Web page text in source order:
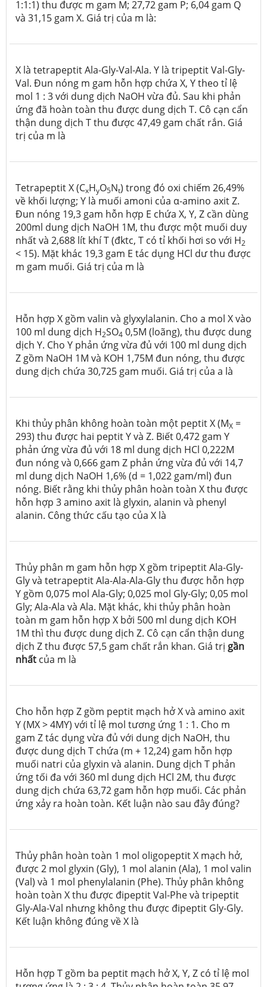
1:1:1) thu được m gam M; 27,72 gam P; 6,04 gam Q
và 31,15 gam X. Giá trị của m là:
X là tetrapeptit Ala-Gly-Val-Ala. Y là tripeptit Val-Gly-
Val. Đun nóng m gam hỗn hợp chứa X, Y theo tỉ lệ
mol 1 : 3 với dung dịch NaOH vừa đủ. Sau khi phản
ứng đã hoàn toàn thu được dung dịch T. Cô cạn cẩn
thận dung dịch T thu được 47,49 gam chất rắn. Giá
trị của m là
Tetrapeptit X (CxHyO5Nt) trong đó oxi chiếm 26,49%
về khối lượng; Y là muối amoni của α-amino axit Z.
Đun nóng 19,3 gam hỗn hợp E chứa X, Y, Z cần dùng
200ml dung dịch NaOH 1M, thu được một muối duy
nhất và 2,688 lít khí T (đktc, T có tỉ khối hơi so với H2
< 15). Mặt khác 19,3 gam E tác dụng HCl dư thu được
m gam muối. Giá trị của m là
Hỗn hợp X gồm valin và glyxylalanin. Cho a mol X vào
100 ml dung dịch H2SO4 0,5M (loãng), thu được dung
dịch Y. Cho Y phản ứng vừa đủ với 100 ml dung dịch
Z gồm NaOH 1M và KOH 1,75M đun nóng, thu được
dung dịch chứa 30,725 gam muối. Giá trị của a là
Khi thủy phân không hoàn toàn một peptit X (MX =
293) thu được hai peptit Y và Z. Biết 0,472 gam Y
phản ứng vừa đủ với 18 ml dung dịch HCl 0,222M
đun nóng và 0,666 gam Z phản ứng vừa đủ với 14,7
ml dung dịch NaOH 1,6% (d = 1,022 gam/ml) đun
nóng. Biết rằng khi thủy phân hoàn toàn X thu được
hỗn hợp 3 amino axit là glyxin, alanin và phenyl
alanin. Công thức cấu tạo của X là
Thủy phân m gam hỗn hợp X gồm tripeptit Ala-Gly-
Gly và tetrapeptit Ala-Ala-Ala-Gly thu được hỗn hợp
Y gồm 0,075 mol Ala-Gly; 0,025 mol Gly-Gly; 0,05 mol
Gly; Ala-Ala và Ala. Mặt khác, khi thủy phân hoàn
toàn m gam hỗn hợp X bởi 500 ml dung dịch KOH
1M thì thu được dung dịch Z. Cô cạn cẩn thận dung
dịch Z thu được 57,5 gam chất rắn khan. Giá trị gần
nhất của m là
Cho hỗn hợp Z gồm peptit mạch hở X và amino axit
Y (MX> 4MY) với tỉ lệ mol tương ứng 1 : 1. Cho m
gam Z tác dụng vừa đủ với dung dịch NaOH, thu
được dung dịch T chứa (m + 12,24) gam hỗn hợp
muối natri của glyxin và alanin. Dung dịch T phản
ứng tối đa với 360 ml dung dịch HCl 2M, thu được
dung dịch chứa 63,72 gam hỗn hợp muối. Các phản
ứng xảy ra hoàn toàn. Kết luận nào sau đây đúng?
Thủy phân hoàn toàn 1 mol oligopeptit X mạch hở,
được 2 mol glyxin (Gly), 1 mol alanin (Ala), 1 mol valin
(Val) và 1 mol phenylalanin (Phe). Thủy phân không
hoàn toàn X thu được đipeptit Val-Phe và tripeptit
Gly-Ala-Val nhưng không thu được đipeptit Gly-Gly.
Kết luận không đúng về X là
Hỗn hợp T gồm ba peptit mạch hở X, Y, Z có tỉ lệ mol